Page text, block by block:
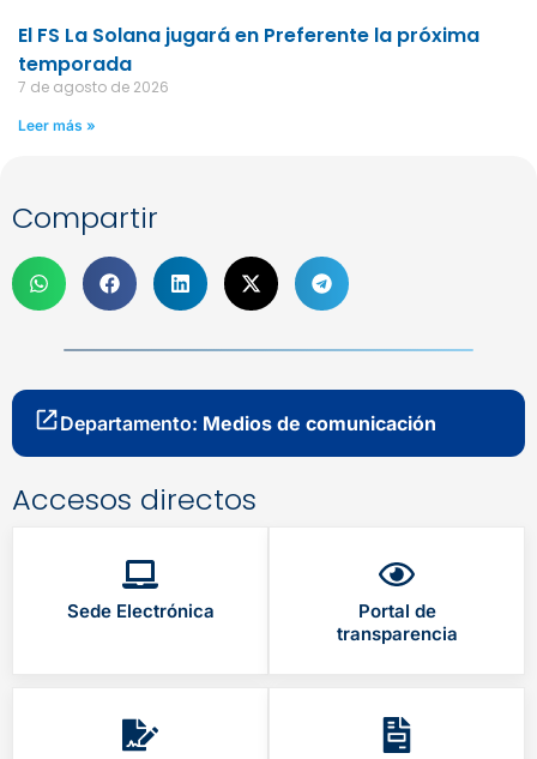
El FS La Solana jugará en Preferente la próxima
temporada
7 de agosto de 2026
Leer más »
Compartir
Departamento: Medios de comunicación
Accesos directos
Sede Electrónica
Portal de
transparencia